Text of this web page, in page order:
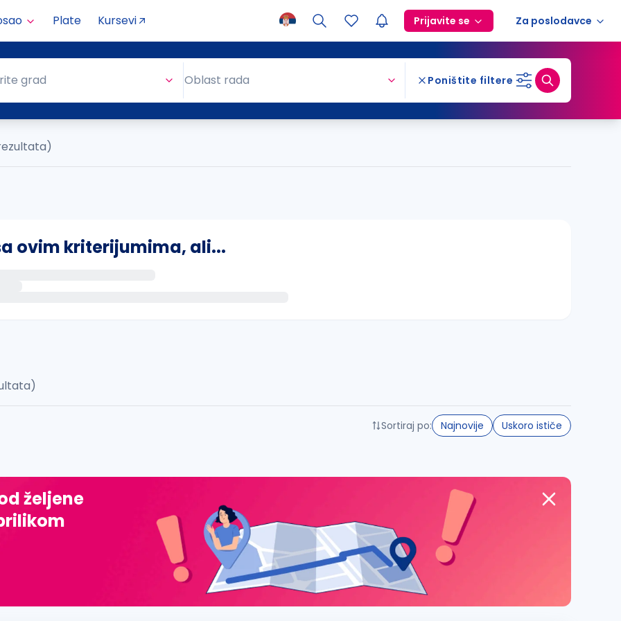
Plate Kursevi Prijavite se Za poslodavce
grad Oblast rada Poništite filtere
ovim kriterijumima, ali...
đ, ž, dž)
Sortiraj po: Najnovije Uskoro ističe
željene